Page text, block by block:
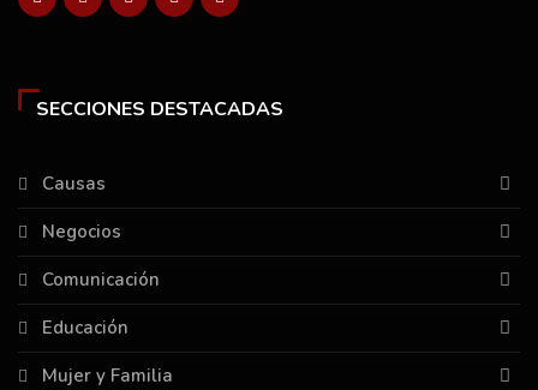
SECCIONES DESTACADAS
Causas
Negocios
Comunicación
Educación
Mujer y Familia